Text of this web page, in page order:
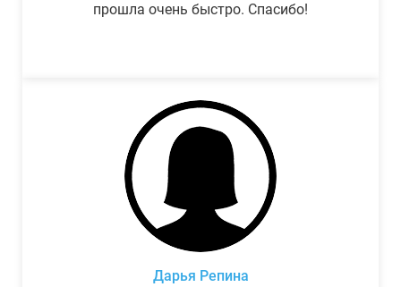
прошла очень быстро. Спасибо!
Дарья Репина